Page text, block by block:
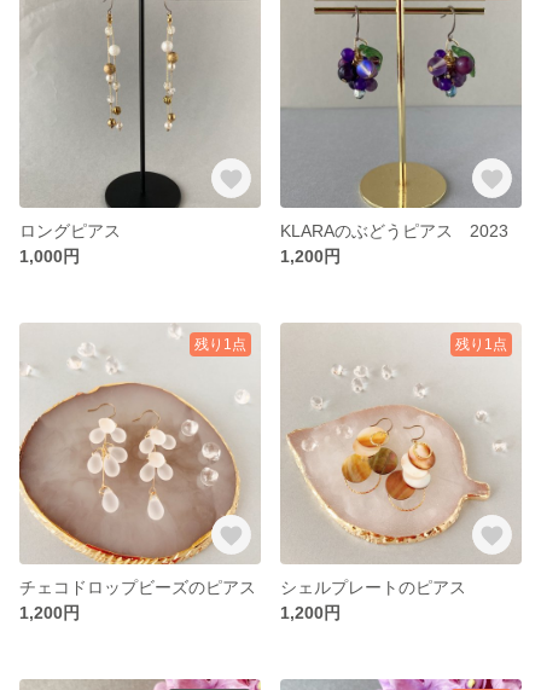
ロングピアス
1,000円
KLARAのぶどうピアス 2023
1,200円
残り1点
チェコドロップビーズのピアス
1,200円
残り1点
シェルプレートのピアス
1,200円